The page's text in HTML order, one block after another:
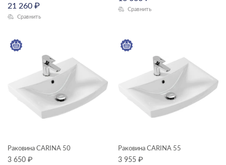
КОЛЛЕКЦИЯ
CARINA
21 260 ₽
Сравнить
Сравнить
Раковина CARINA 50
3 650 ₽
Раковина CARINA 55
3 955 ₽